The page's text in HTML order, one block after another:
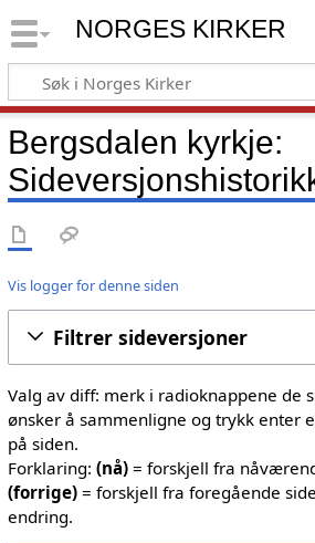
NORGES KIRKER
Bergsdalen kyrkje:
Vis logger for denne siden
Filtrer sideversjoner
Valg av diff: merk i radioknappene de
ønsker å sammenligne og trykk enter
på siden.
Forklaring: (nå)= forskjell fra
(forrige)= forskjell fra foregående
endring.